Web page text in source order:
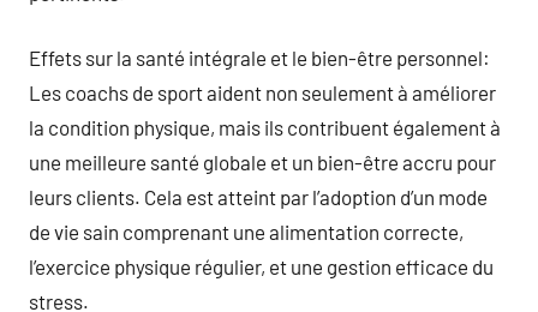
Effets sur la santé intégrale et le bien-être personnel:
Les coachs de sport aident non seulement à améliorer
la condition physique, mais ils contribuent également à
une meilleure santé globale et un bien-être accru pour
leurs clients. Cela est atteint par l’adoption d’un mode
de vie sain comprenant une alimentation correcte,
l’exercice physique régulier, et une gestion efficace du
stress.